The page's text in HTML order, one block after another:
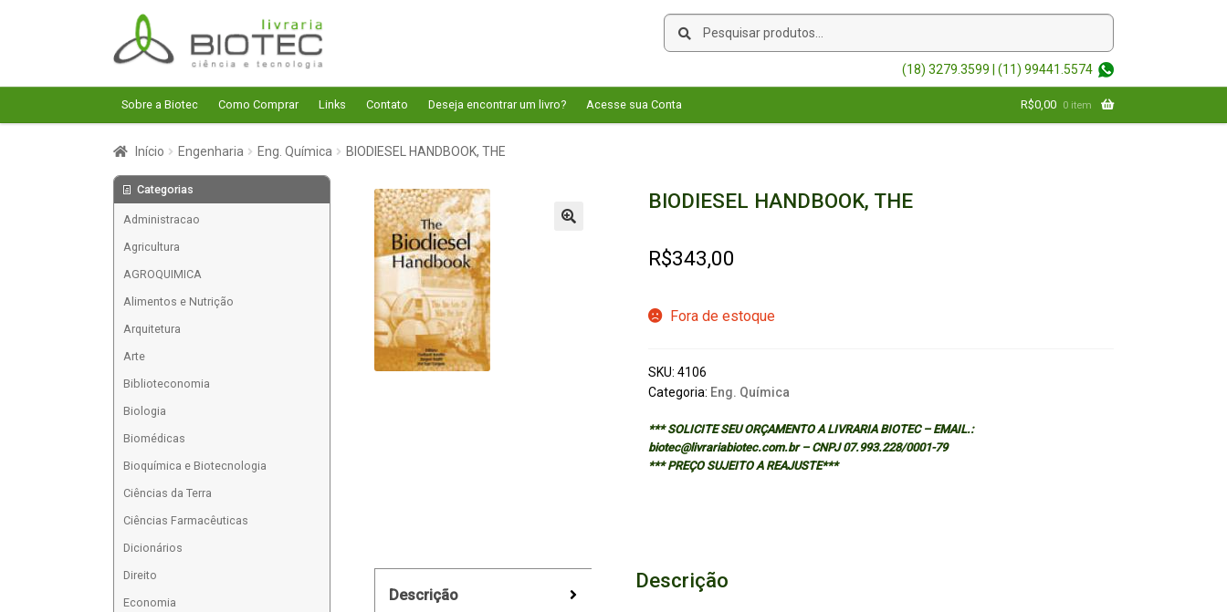
Pular
para
navegação
Pular
para
o
conteúdo
Pesquisar
Pesquisar
(18) 3279.3599 | (11) 99441.5574
Sobre a Biotec Como Comprar Links Contato Deseja encontrar um livro? Acesse sua Conta R$0,00 0 item
Início Engenharia Eng. Química BIODIESEL HANDBOOK, THE
BIODIESEL HANDBOOK, THE
R$343,00
Fora de estoque
SKU: 4106
Categoria: Eng. Química
*** SOLICITE SEU ORÇAMENTO A LIVRARIA BIOTEC – EMAIL.:
biotec@livrariabiotec.com.br – CNPJ 07.993.228/0001-79
*** PREÇO SUJEITO A REAJUSTE***
Descrição
Descrição
Categorias
Administracao
Agricultura
AGROQUIMICA
Alimentos e Nutrição
Arquitetura
Arte
Biblioteconomia
Biologia
Biomédicas
Bioquímica e Biotecnologia
Ciências da Terra
Ciências Farmacêuticas
Dicionários
Direito
Economia